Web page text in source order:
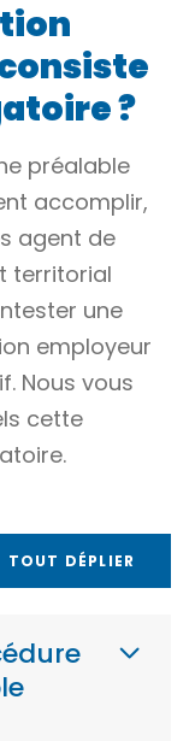
?
préalable
accomplir,
agent de
territorial
une
employeur
Nous vous
cette
TOUT DÉPLIER